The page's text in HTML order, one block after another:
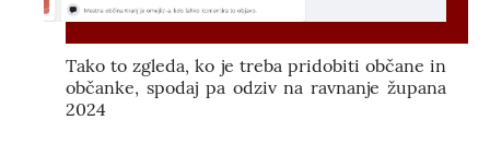
Tako to zgleda, ko je treba pridobiti občane in
občanke, spodaj pa odziv na ravnanje župana
2024